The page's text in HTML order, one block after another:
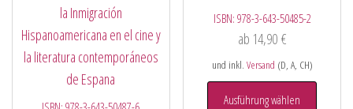
la Inmigración
Hispanoamericana en el cine y
la literatura contemporáneos
de Espana
ISBN: 978-3-643-50485-2
ab 14,90 €
und inkl. Versand (D, A, CH)
Ausführung wählen